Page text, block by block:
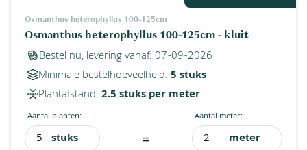
Osmanthus heterophyllus 100-125cm
Osmanthus heterophyllus 100-125cm - kluit
Bestel nu, levering vanaf: 07-09-2026
Minimale bestelhoeveelheid:5 stuks
Plantafstand:2.5 stuks per meter
Aantal planten:
stuks =
Aantal meter:
meter